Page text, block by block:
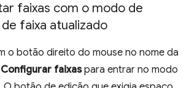
faixas com o modo de
faixa atualizado
o botão direito do mouse no nome da
Configurar faixaspara entrar no modo